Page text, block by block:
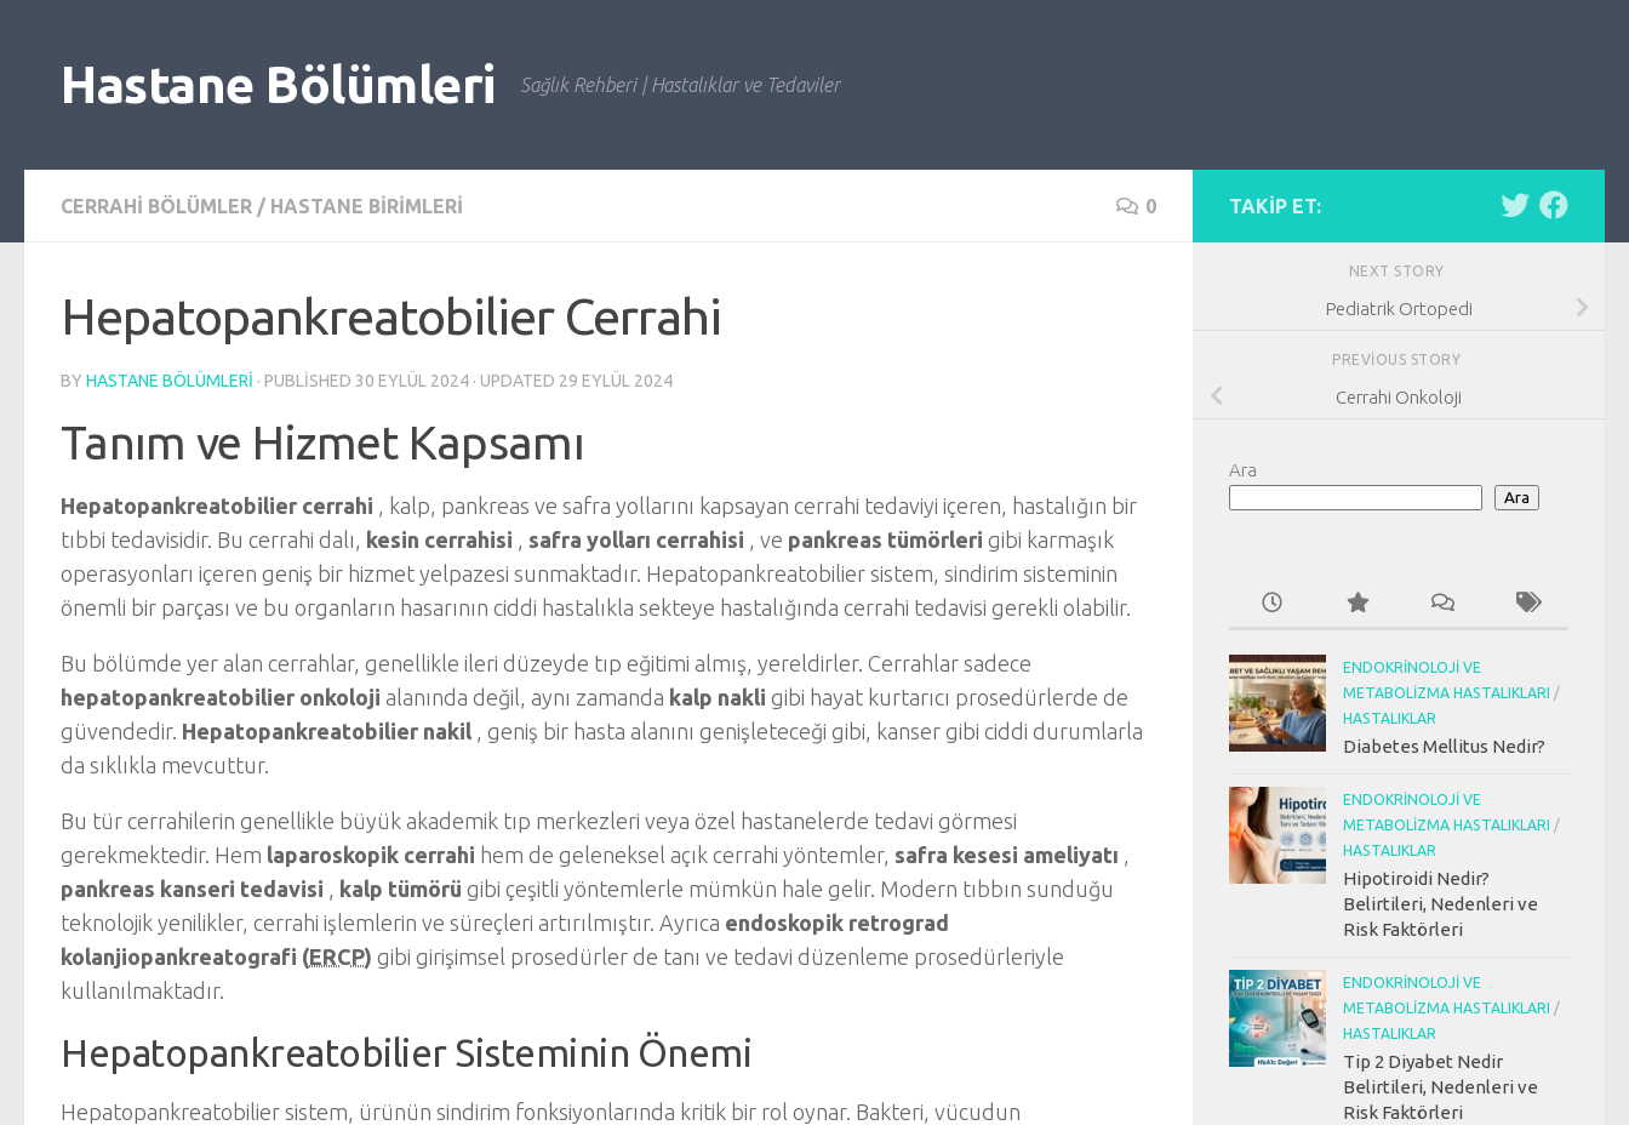
Hastane Bölümleri Sağlık Rehberi | Hastalıklar ve Tedaviler
CERRAHI BÖLÜMLER / HASTANE BIRIMLERI 0
Hepatopankreatobilier Cerrahi
BY HASTANE BÖLÜMLERI · PUBLISHED 30 EYLÜL 2024 · UPDATED 29 EYLÜL 2024
Tanım ve Hizmet Kapsamı
Hepatopankreatobilier cerrahi , kalp, pankreas ve safra yollarını kapsayan cerrahi tedaviyi içeren, hastalığın bir
tıbbi tedavisidir. Bu cerrahi dalı, kesin cerrahisi , safra yolları cerrahisi , ve pankreas tümörleri gibi karmaşık
operasyonları içeren geniş bir hizmet yelpazesi sunmaktadır. Hepatopankreatobilier sistem, sindirim sisteminin
önemli bir parçası ve bu organların hasarının ciddi hastalıkla sekteye hastalığında cerrahi tedavisi gerekli olabilir.
Bu bölümde yer alan cerrahlar, genellikle ileri düzeyde tıp eğitimi almış, yereldirler. Cerrahlar sadece
hepatopankreatobilier onkoloji alanında değil, aynı zamanda kalp nakli gibi hayat kurtarıcı prosedürlerde de
güvendedir. Hepatopankreatobilier nakil , geniş bir hasta alanını genişleteceği gibi, kanser gibi ciddi durumlarla
da sıklıkla mevcuttur.
Bu tür cerrahilerin genellikle büyük akademik tıp merkezleri veya özel hastanelerde tedavi görmesi
gerekmektedir. Hem laparoskopik cerrahi hem de geleneksel açık cerrahi yöntemler, safra kesesi ameliyatı ,
pankreas kanseri tedavisi , kalp tümörü gibi çeşitli yöntemlerle mümkün hale gelir. Modern tıbbın sunduğu
teknolojik yenilikler, cerrahi işlemlerin ve süreçleri artırılmıştır. Ayrıca endoskopik retrograd
kolanjiopankreatografi (ERCP) gibi girişimsel prosedürler de tanı ve tedavi düzenleme prosedürleriyle
kullanılmaktadır.
Hepatopankreatobilier Sisteminin Önemi
Hepatopankreatobilier sistem, ürünün sindirim fonksiyonlarında kritik bir rol oynar. Bakteri, vücudun
TAKIP ET:
NEXT STORY
Pediatrik Ortopedi
PREVIOUS STORY
Cerrahi Onkoloji
Ara
Ara
ENDOKRINOLOJI VE
METABOLIZMA HASTALIKLARI /
HASTALIKLAR
Diabetes Mellitus Nedir?
ENDOKRINOLOJI VE
METABOLIZMA HASTALIKLARI /
HASTALIKLAR
Hipotiroidi Nedir?
Belirtileri, Nedenleri ve
Risk Faktörleri
ENDOKRINOLOJI VE
METABOLIZMA HASTALIKLARI /
HASTALIKLAR
Tip 2 Diyabet Nedir
Belirtileri, Nedenleri ve
Risk Faktörleri